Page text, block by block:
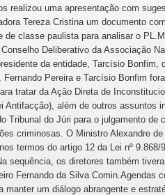
realizou uma apresentação com
Tereza Cristina um documento
de classe paulista para analisar o
Deliberativo da Associação
da entidade, Tarcísio Bonfim,
Pereira e Tarcísio Bonfim
tratar da Ação Direta de
Antifacção), além de outros assuntos
Tribunal do Júri para o julgamento de
criminosas. O Ministro Alexandre
termos do artigo 12 da Lei nº 9.868/
sequência, os diretores também
Fernando da Silva Comin.Agendas
um diálogo abrangente e